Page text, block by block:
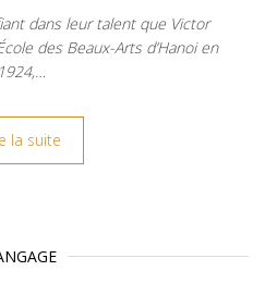
dans leur talent que Victor
des Beaux-Arts d’Hanoi en
1924,…
la suite